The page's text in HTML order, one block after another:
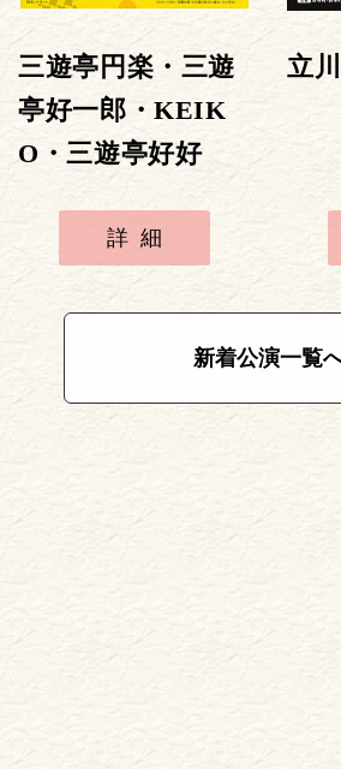
三遊亭円楽・三遊
亭好一郎・KEIK
O・三遊亭好好
詳細
立
新着公演一覧